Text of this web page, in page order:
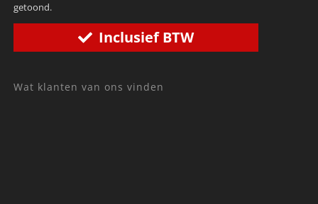
getoond.
Inclusief BTW
Wat klanten van ons vinden